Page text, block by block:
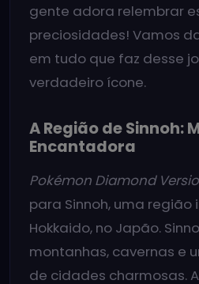
gente adora relembrar
preciosidades! Vamos
em tudo que faz desse
verdadeiro ícone.
A Região de Sinnoh:
Encantadora
Pokémon Diamond
para Sinnoh, uma região
Hokkaido, no Japão.
montanhas, cavernas e
de cidades charmosas.